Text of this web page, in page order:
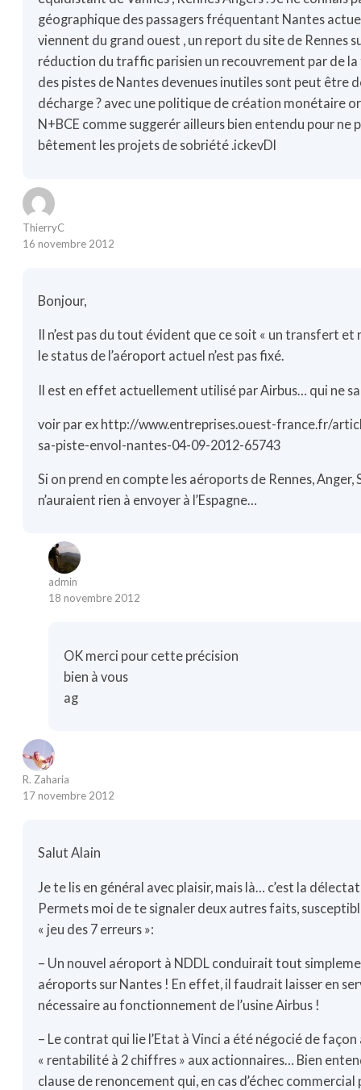
géographique des passagers fréquentant Nantes
viennent du grand ouest , un report du site de Rennes
réduction du traffic parisien un recouvrement par de la
des pistes de Nantes devenues inutiles sont peut être
décharge ? avec une politique de création monétaire
N+BCE comme suggerér ailleurs bien entendu pour ne
bêtement les projets de sobriété .ickevDl
ThierryC
16 novembre 2012
Bonjour,
Il n’est pas du tout évident que ce soit « un transfert et
le status de l’aéroport actuel n’est pas fixé.
Il est en effet actuellement utilisé par Airbus… qui ne
voir par ex http://www.entreprises.ouest-france.fr/
sa-piste-envol-nantes-04-09-2012-65743
Si on prend en compte les aéroports de Rennes, Anger,
n’auraient rien à envoyer à l’Espagne…
admin
18 novembre 2012
OK merci pour cette précision
bien à vous
ag
R. Zaharia
17 novembre 2012
Salut Alain
Je te lis en général avec plaisir, mais là… c’est la
Permets moi de te signaler deux autres faits,
« jeu des 7 erreurs »:
– Un nouvel aéroport à NDDL conduirait tout
aéroports sur Nantes ! En effet, il faudrait laisser en
nécessaire au fonctionnement de l’usine Airbus !
– Le contrat qui lie l’Etat à Vinci a été négocié de
« rentabilité à 2 chiffres » aux actionnaires… Bien
clause de renoncement qui, en cas d’échec